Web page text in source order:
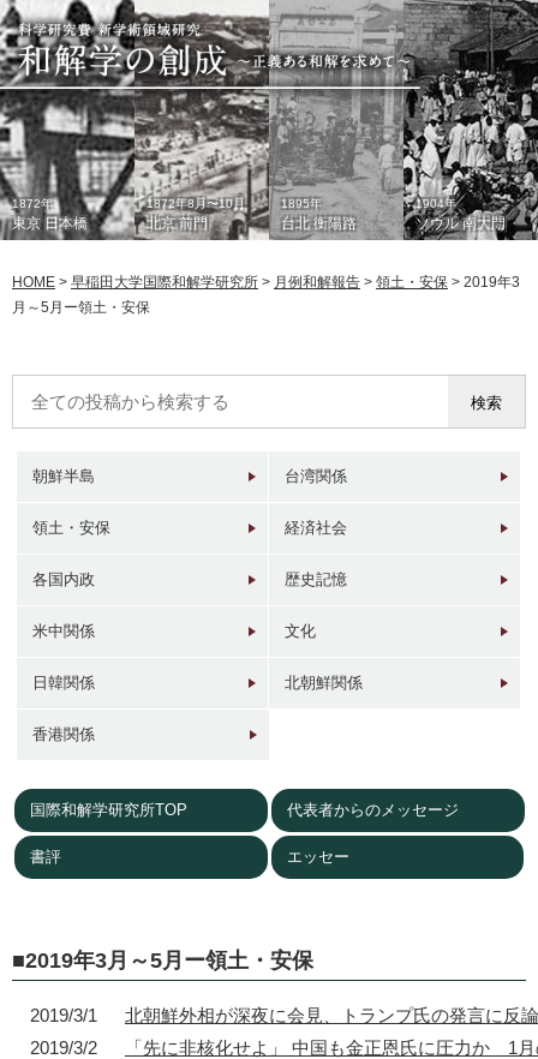
1872年
東京 日本橋
1946年
1872年8月〜10月
北京 前門
1895年
台北 衡陽路
1960年代
1904年
ソウル 南大門
HOME > 早稲田大学国際和解学研究所 > 月例和解報告 > 領土・安保 > 2019年3
月～5月ー領土・安保
朝鮮半島 台湾関係
領土・安保 経済社会
各国内政 歴史記憶
米中関係 文化
日韓関係 北朝鮮関係
香港関係
国際和解学研究所TOP 代表者からのメッセージ
書評 エッセー
2019年3月～5月ー領土・安保
2019/3/1
北朝鮮外相が深夜に会見、トランプ氏の発言に反論
2019/3/2
「先に非核化せよ」 中国も金正恩氏に圧力か 1